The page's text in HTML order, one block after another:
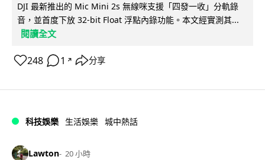
DJI 最新推出的 Mic Mini 2s 無線咪支援「四發一收」分軌錄
音，並首度下放 32-bit Float 浮點內錄功能。本文經實測其...
閱讀全文
248 1 ↗ 分享
科技娛樂 生活娛樂 城中熱話
Lawton 20 小時